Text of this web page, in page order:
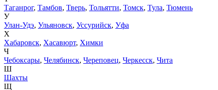
Таганрог, Тамбов, Тверь, Тольятти, Томск, Тула, Тюмень
У
Улан-Удэ, Ульяновск, Уссурийск, Уфа
Х
Хабаровск, Хасавюрт, Химки
Ч
Чебоксары, Челябинск, Череповец, Черкесск, Чита
Ш
Шахты
Щ